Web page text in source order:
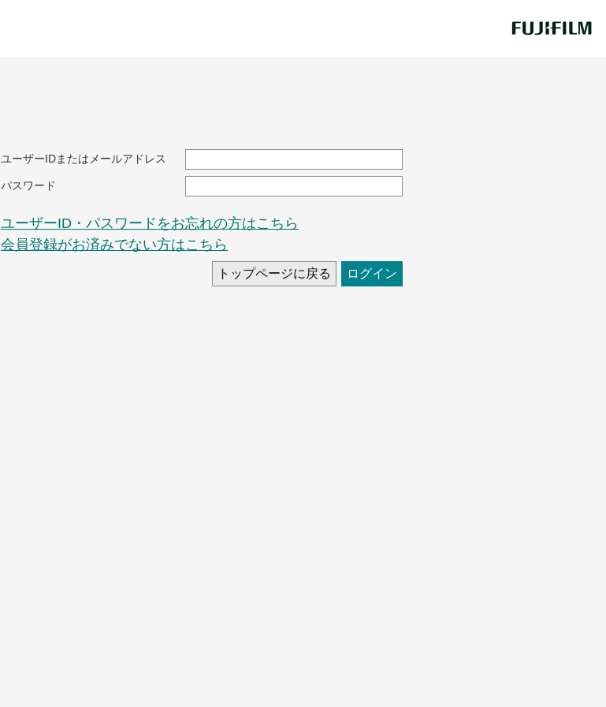
ユーザーIDまたはメールアドレス
パスワード
ユーザーID・パスワードをお忘れの方はこちら
会員登録がお済みでない方はこちら
ログイン
トップページに戻る